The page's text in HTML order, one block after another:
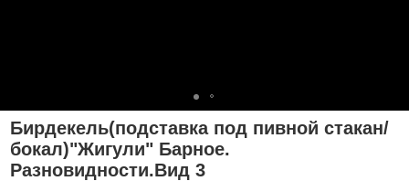
Бирдекель(подставка под пивной стакан/
бокал)"Жигули" Барное.
Разновидности.Вид 3